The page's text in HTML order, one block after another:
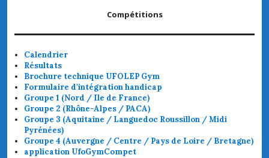
Compétitions
Calendrier
Résultats
Brochure technique UFOLEP Gym
Formulaire d'intégration handicap
Groupe 1 (Nord / Ile de France)
Groupe 2 (Rhône-Alpes / PACA)
Groupe 3 (Aquitaine / Languedoc Roussillon / Midi
Pyrénées)
Groupe 4 (Auvergne / Centre / Pays de Loire / Bretagne)
application UfoGymCompet